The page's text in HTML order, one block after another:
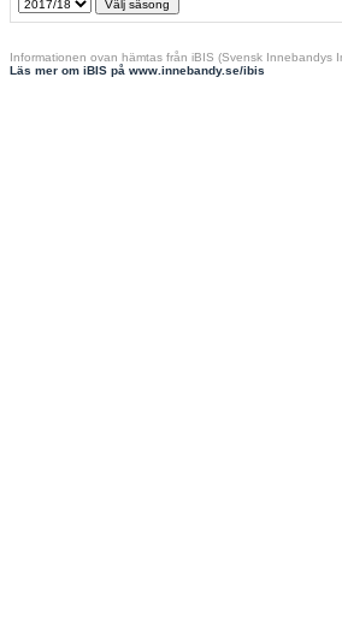
Informationen ovan hämtas från iBIS (Svensk Innebandys
Läs mer om iBIS på www.innebandy.se/ibis